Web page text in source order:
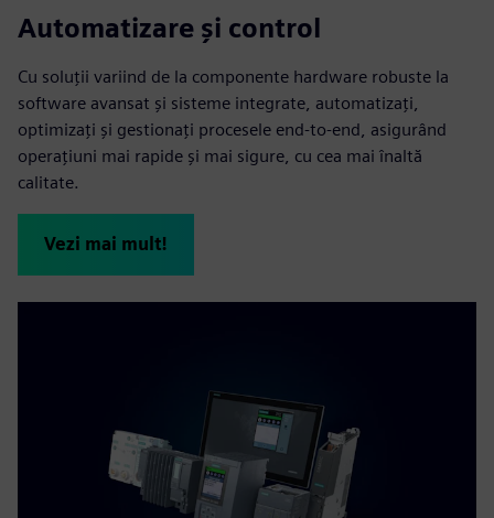
Automatizare și control
Cu soluții variind de la componente hardware robuste la
software avansat și sisteme integrate, automatizați,
optimizați și gestionați procesele end-to-end, asigurând
operațiuni mai rapide și mai sigure, cu cea mai înaltă
calitate.
Vezi mai mult!